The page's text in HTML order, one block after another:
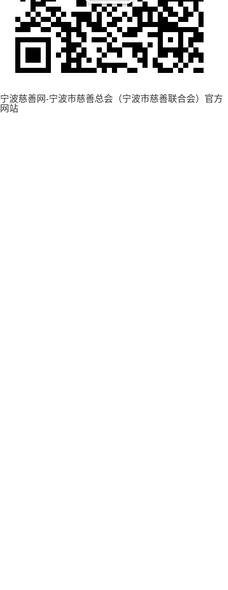
宁波慈善网-宁波市慈善总会（宁波市慈善联合会）官方
网站